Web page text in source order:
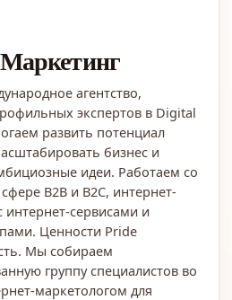
агентство,
экспертов в Digital
развить потенциал
бизнес и
идеи. Работаем со
B2B и B2С, интернет-
интернет-сервисами и
Ценности Pride
Мы собираем
группу специалистов во
маркетологом для